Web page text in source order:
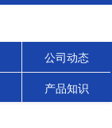
公司动态
产品知识